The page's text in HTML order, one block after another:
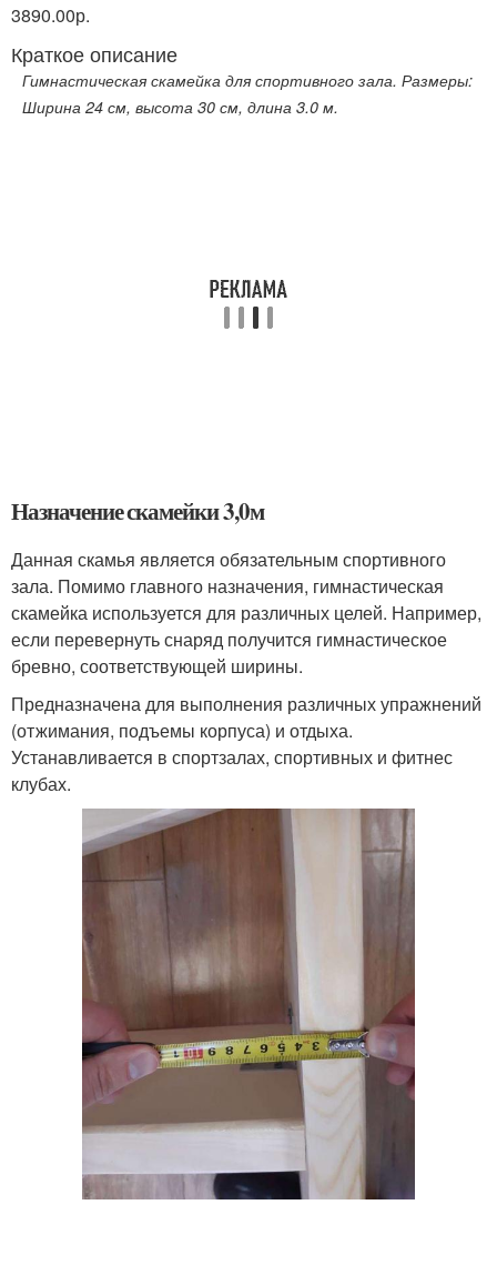
3890.00р.
Краткое описание
Гимнастическая скамейка для спортивного зала. Размеры:
Ширина 24 см, высота 30 см, длина 3.0 м.
Назначение скамейки 3,0м
Данная скамья является обязательным спортивного
зала. Помимо главного назначения, гимнастическая
скамейка используется для различных целей. Например,
если перевернуть снаряд получится гимнастическое
бревно, соответствующей ширины.
Предназначена для выполнения различных упражнений
(отжимания, подъемы корпуса) и отдыха.
Устанавливается в спортзалах, спортивных и фитнес
клубах.